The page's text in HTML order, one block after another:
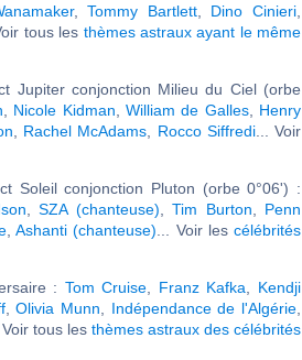
,Tommy Bartlett, Dino Cinieri
tous les thèmes astraux ayant le même
Jupiter conjonction Milieu du Ciel (orbe
Nicole Kidman William de Galles, Henry
Rachel McAdams Rocco Siffredi... Voir
Soleil conjonction Pluton (orbe 0°06') :
SZA (chanteuse) Tim Burton
Penn
,Ashanti (chanteuse) ... Voir lescélébrités
: Tom Cruise Franz Kafka
Kendji
,Olivia Munn Indépendance de l'Algérie
Voir tous les thèmes astraux des célébrités